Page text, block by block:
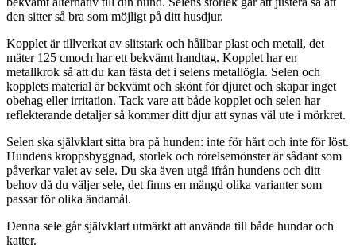
den sitter så bra som möjligt på ditt husdjur.
Kopplet är tillverkat av slitstark och hållbar plast och metall, det
mäter 125 cmoch har ett bekvämt handtag. Kopplet har en
metallkrok så att du kan fästa det i selens metallögla. Selen och
kopplets material är bekvämt och skönt för djuret och skapar inget
obehag eller irritation. Tack vare att både kopplet och selen har
reflekterande detaljer så kommer ditt djur att synas väl ute i mörkret.
Selen ska självklart sitta bra på hunden: inte för hårt och inte för löst.
Hundens kroppsbyggnad, storlek och rörelsemönster är sådant som
påverkar valet av sele. Du ska även utgå ifrån hundens och ditt
behov då du väljer sele, det finns en mängd olika varianter som
passar för olika ändamål.
Denna sele går självklart utmärkt att använda till både hundar och
katter.